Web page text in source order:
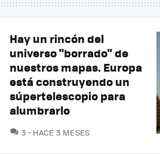
Hay un rincón del
universo "borrado" de
nuestros mapas. Europa
está construyendo un
súpertelescopio para
alumbrarlo
3 COMENTARIOS
HACE 3 MESES